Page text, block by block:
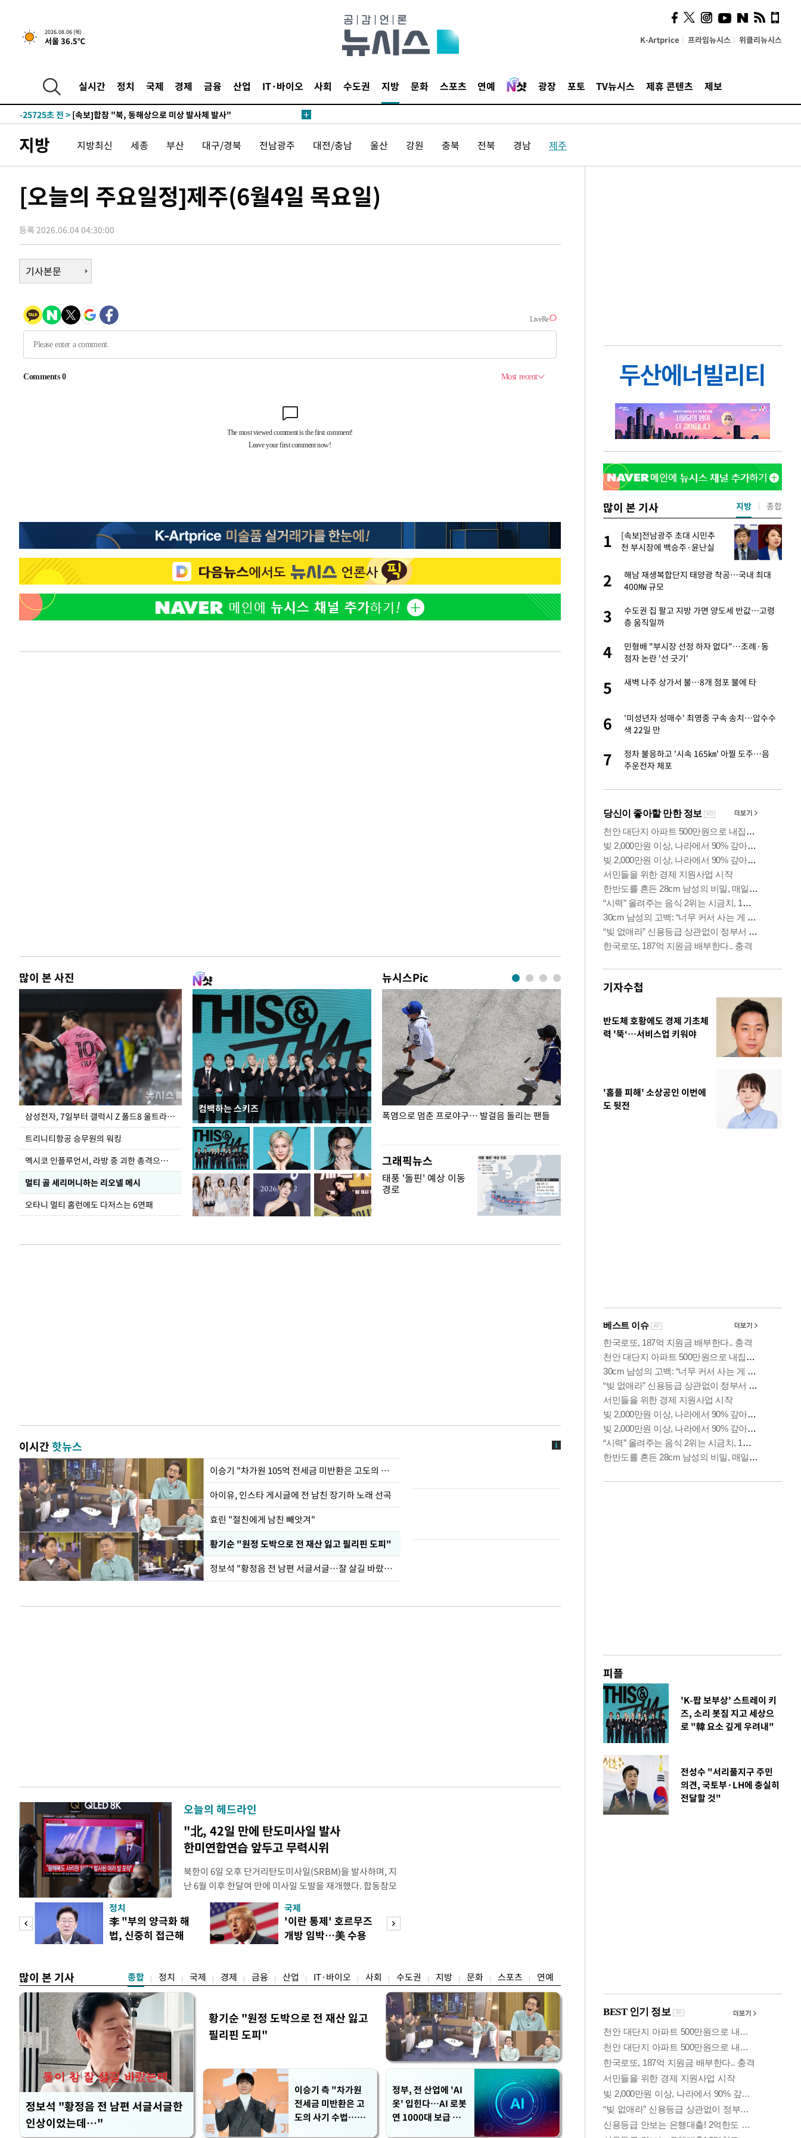
2026.08.06 (목)
서울 36.5℃ K-Artprice 프라임뉴시스 위클리뉴시스
실시간 정치 국제 경제 금융 산업 IT·바이오 사회 수도권 지방 문화 스포츠 연예 광장 포토 TV뉴시스 제휴 콘텐츠 제보
-1938초 전 >[속보]경찰, '홍명보 선임 논란' 대한축구협회·축구회관 등 압수수색
-26319초 전 >
[속보] SKT, 에이닷 서비스 장애 발생…"원인 파악 중"
-25725초 전 >[속보]합참 "북, 동해상으로 미상 발사체 발사"
-25121초 전 >'낮 최고 39도' 불볕더위…한밤 열대야도 계속[내일날씨]
-25080초 전 >
[속보]7~9일 프로야구 3연전도 폭염 취소…11일 재개
-24742초 전 >
"韓 외환시장 개입 관측 배경엔 美의 대한국 무역적자 있어"
-24409초 전 > 서울 낮 37.9도, 올여름 최고치 경신…영등포 순간 '40도'
-23971초 전 >[속보]종합특검, 대검 추가 압수수색…내란 중요임무종사 혐의
-17460초 전 >
"여기 떨어졌다"…다누리, 스페이스X 로켓 달 충돌 흔적 포착
-7106초 전 >내일까지 39도 '펄펄'…기상청 "태풍 지나며 폭염 잠시 꺾인다"
-6743초 전 >트럼프, 한국계 진보 주지사 후보 맹공…"공산주의가 최대 위협"
-6721초 전 >
-3241초 전 >[속보]산업장관 "李정부, 원전 반대 안해…안정 전력 위해 불가피"
-1938초 전 >[속보]경찰, '홍명보 선임 논란' 대한축구협회·축구회관 등 압수수색
[속보]합참 "북, 동해상으로 미상 발사체 발사"
-24409초 전 >서울 낮 37.9도, 올여름 최고치 경신…영등포 순간 '40도'
-23971초 전 >
[속보]종합특검, 대검 추가 압수수색…내란 중요임무종사 혐의
-20066초 전 >[속보]코스닥, 800p 회복…0.26% 오른 801.67 마감
-19996초 전 > [속보]코스피, 301.88포인트(4.58%) 내린 6296.38 마감
-17460초 전 > "여기 떨어졌다"…다누리, 스페이스X 로켓 달 충돌 흔적 포착
-14505초 전 >손흥민, 5경기 연속골 실패…LAFC는 승부차기 끝 과달라하라 격파
-6743초 전 >트럼프, 한국계 진보 주지사 후보 맹공…"공산주의가 최대 위협"
지방 지방최신 세종 부산 대구/경북 전남광주 대전/충남 울산 강원 충북 전북 경남 제주
[오늘의 주요일정]제주(6월4일 목요일)
등록 2026.06.04 04:30:00
기사본문
많이 본 사진
삼성전자, 7일부터 갤럭시 Z 폴드8 울트라·폴드8·플립8 출시
트리니티항공 승무원의 워킹
멕시코 인플루언서, 라방 중 괴한 총격으로 사망
멀티 골 세리머니하는 리오넬 메시
오타니 멀티 홈런에도 다저스는 6연패
컴백하는 스키즈
뉴시스Pic
입추 하루 앞둔 전남광주… 열화상 카메라에 담긴
폭염
폭염으로 멈춘 프로야구… 발걸음 돌리는 팬들
이 대통령, '청년 대책 속도 높여야…폭염 문제도 입추 코앞인데
그래픽뉴스
태풍 '돌핀' 예상 이동
경로
이시간핫뉴스
이승기 "차가원 105억 전세금 미반환은 고도의 사기"
아이유, 인스타 게시글에 전 남친 장기하 노래 선곡
효린 "절친에게 남친 빼앗겨"
황기순 "원정 도박으로 전 재산 잃고 필리핀 도피"
정보석 "황정음 전 남편 서글서글…잘 살길 바랐는데"
오늘의 헤드라인
"北, 42일 만에 탄도미사일 발사
한미연합연습 앞두고 무력시위
북한이 6일 오후 단거리탄도미사일(SRBM)을 발사하며, 지
난 6월 이후 한달여 만에 미사일 도발을 재개했다. 합동참모
본부에 따르면 우리 군은 6일 오후 5시께 북한 원산 일대에
서 동해상으로 발사된 단거리 탄도미사일을 포착했다. 이날
북한이 미사일을 몇 발 발사했는지는 아직 확인되지 않고 있
다. 한미 정보당국은 미사일의 정확한 제원과 사거
정치
李 "부의 양극화 해
법, 신중히 접근해
국제
'이란 통제' 호르무즈
개방 임박…美 수용
많이 본 기사 종합 정치 국제 경제 금융 산업 IT·바이오 사회 수도권 지방 문화 스포츠 연예
정보석 "황정음 전 남편 서글서글한
인상이었는데…"
황기순 "원정 도박으로 전 재산 잃고
필리핀 도피"
이승기 측 "차가원
전세금 미반환은 고
도의 사기 수법…엄
정부, 전 산업에 'AI
옷' 입힌다…AI 로봇
연 1000대 보급 추
많이 본 기사
정보석 "황정음 전 남편 서글
서글한 인상이었는데…"
2
도피"
3
이승기 측 "차가원 전세금 미반환은 고도의
사기 수법…엄벌 원해"
4
1
[속보]전남광주 초대 시민추
천 부시장에 백승주·윤난실
2
해남 재생복합단지 태양광 착공…국내 최대
400㎿ 규모
3
수도권 집 팔고 지방 가면 양도세 반값…고령
층 움직일까
4
민형배 "부시장 선정 하자 없다"…조례·동
점자 논란 '선 긋기'
5 새벽 나주 상가서 불…8개 점포 불에 타
6
'미성년자 성매수' 최영중 구속 송치…압수수
색 22일 만
7
정차 불응하고 '시속 165㎞' 아찔 도주…음
주운전자 체포
지방 종합
기자수첩
반도체 호황에도 경제 기초체
력 '뚝‘…서비스업 키워야
'홈플 피해' 소상공인 이번에
도 뒷전
피플
'K-팝 보부상' 스트레이 키
즈, 소리 봇짐 지고 세상으
로 "韓 요소 깊게 우려내"
전성수 "서리풀지구 주민
의견, 국토부·LH에 충실히
전달할 것"